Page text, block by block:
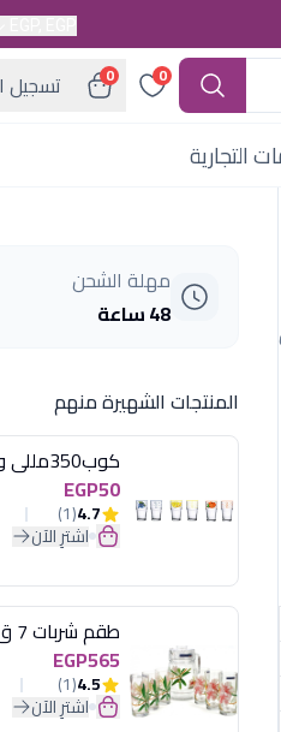
0
0 تسجيل
التجارية
مهلة الشحن
48 ساعة
المنتجات الشهيرة منهم
EGP50
4.7
(1)
اشترِ الآن
EGP565
4.5
(1)
اشترِ الآن